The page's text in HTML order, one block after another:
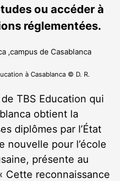
ou accéder à
réglementées.
à Casablanca © D. R.
TBS Education qui
obtient la
diplômes par l’État
nouvelle pour l’école
présente au
Cette reconnaissance